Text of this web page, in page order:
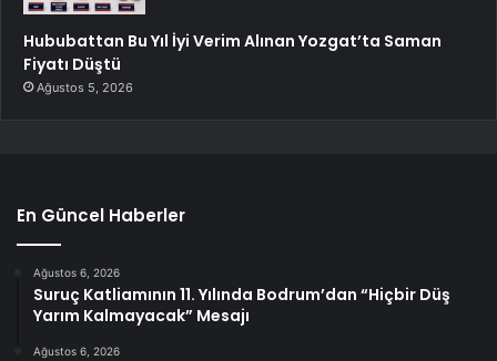
Hububattan Bu Yıl İyi Verim Alınan Yozgat’ta Saman
Fiyatı Düştü
Ağustos 5, 2026
En Güncel Haberler
Ağustos 6, 2026
Suruç Katliamının 11. Yılında Bodrum’dan “Hiçbir Düş
Yarım Kalmayacak” Mesajı
Ağustos 6, 2026